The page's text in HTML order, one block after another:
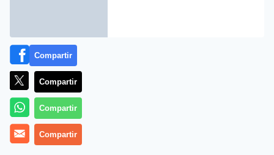
Tras la sentencia del Tribunal Superior de Justicia de
Compartir
Compartir
Compartir
Compartir